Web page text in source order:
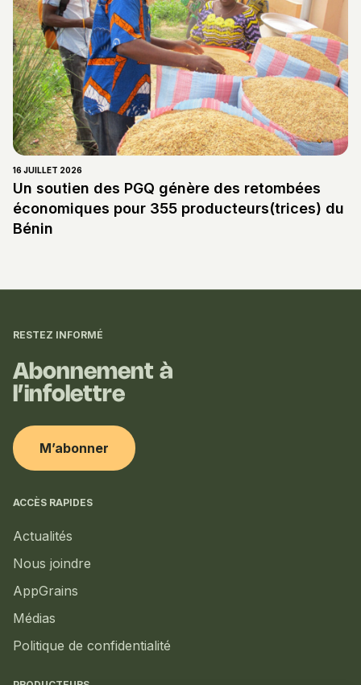
16 JUILLET 2026
Un soutien des PGQ génère des retombées
économiques pour 355 producteurs(trices) du
Bénin
complémentaires
RESTEZ INFORMÉ
Abonnement à
l’infolettre
M’abonner
ACCÈS RAPIDES
Actualités
Nous joindre
AppGrains
Médias
Politique de confidentialité